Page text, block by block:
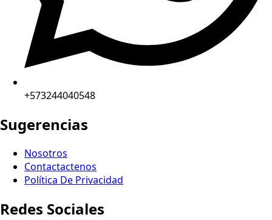
+573244040548
Sugerencias
Nosotros
Contactactenos
Política De Privacidad
Redes Sociales